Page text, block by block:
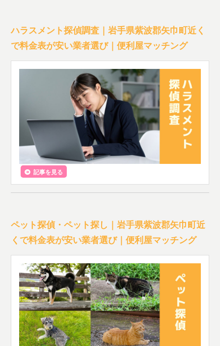
ハラスメント探偵調査｜岩手県紫波郡矢巾町近く
で料金表が安い業者選び｜便利屋マッチング
記事を見る
ペット探偵・ペット探し｜岩手県紫波郡矢巾町近
くで料金表が安い業者選び｜便利屋マッチング